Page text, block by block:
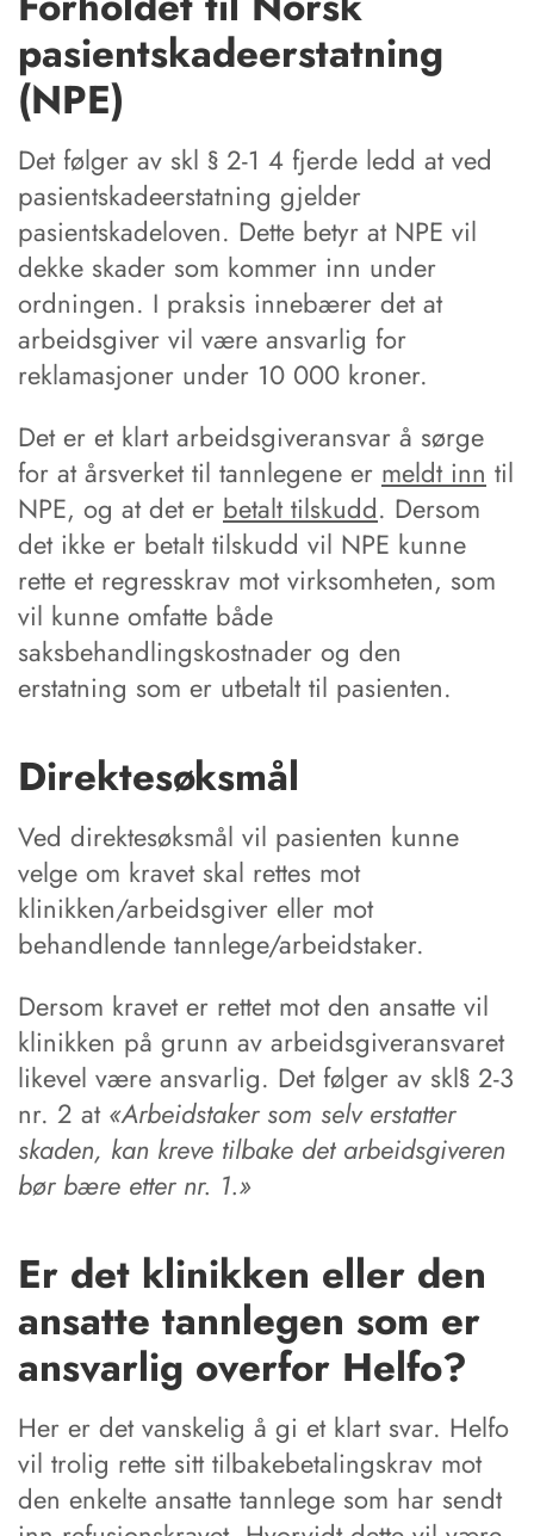
pasientskadeerstatning
(NPE)
Det følger av skl § 2-1 4 fjerde ledd at ved
pasientskadeerstatning gjelder
pasientskadeloven. Dette betyr at NPE vil
dekke skader som kommer inn under
ordningen. I praksis innebærer det at
arbeidsgiver vil være ansvarlig for
reklamasjoner under 10 000 kroner.
Det er et klart arbeidsgiveransvar å sørge
for at årsverket til tannlegene er meldt inn til
NPE, og at det er betalt tilskudd. Dersom
det ikke er betalt tilskudd vil NPE kunne
rette et regresskrav mot virksomheten, som
vil kunne omfatte både
saksbehandlingskostnader og den
erstatning som er utbetalt til pasienten.
Direktesøksmål
Ved direktesøksmål vil pasienten kunne
velge om kravet skal rettes mot
klinikken/arbeidsgiver eller mot
behandlende tannlege/arbeidstaker.
Dersom kravet er rettet mot den ansatte vil
klinikken på grunn av arbeidsgiveransvaret
likevel være ansvarlig. Det følger av skl§ 2-3
nr. 2 at «Arbeidstaker som selv erstatter
skaden, kan kreve tilbake det arbeidsgiveren
bør bære etter nr. 1.»
Er det klinikken eller den
ansatte tannlegen som er
ansvarlig overfor Helfo?
Her er det vanskelig å gi et klart svar. Helfo
vil trolig rette sitt tilbakebetalingskrav mot
den enkelte ansatte tannlege som har sendt